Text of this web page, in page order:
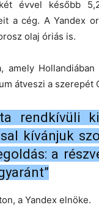
évvel később
a cég. A Yandex
olaj óriás is.
amely
átveszi a szerepét
rendkívüli
kívánjuk
a
a Yandex elnöke.